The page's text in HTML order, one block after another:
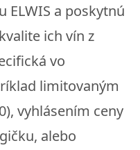
a poskytnú
ich vín z
vo
limitovaným
vyhlásením ceny
alebo